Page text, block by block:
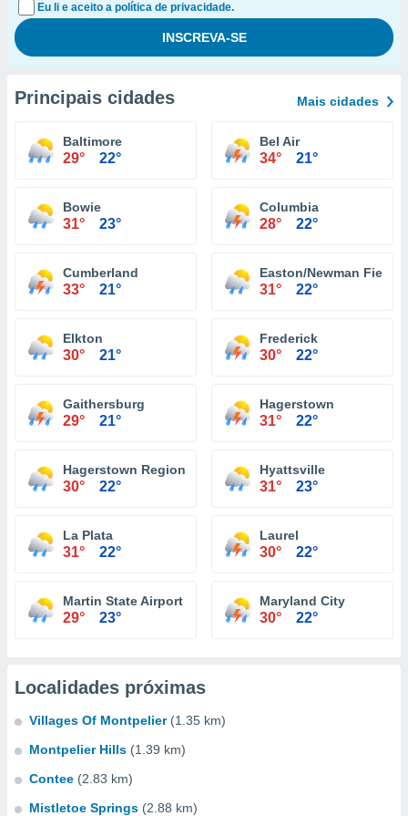
Eu li e aceito a política de privacidade.
Principais cidades Mais cidades
Baltimore
29° 22°
Bel Air
34° 21°
Bowie
31° 23°
Columbia
28° 22°
Cumberland
33° 21°
Easton/Newman Field
31° 22°
Elkton
30° 21°
Frederick
30° 22°
Gaithersburg
29° 21°
Hagerstown
31° 22°
Hagerstown Regional Airport
30° 22°
Hyattsville
31° 23°
La Plata
31° 22°
Laurel
30° 22°
Martin State Airport
29° 23°
Maryland City
30° 22°
Localidades próximas
Villages Of Montpelier (1.35 km)
Montpelier Hills (1.39 km)
Contee (2.83 km)
Mistletoe Springs (2.88 km)